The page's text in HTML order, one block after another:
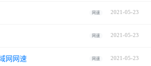
网速 2021-05-23
网速 2021-05-23
网网速 网速 2021-05-23